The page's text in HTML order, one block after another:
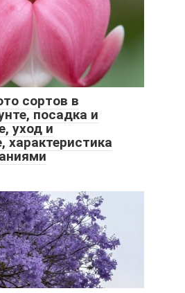
сортов в
посадка и
уход и
характеристика